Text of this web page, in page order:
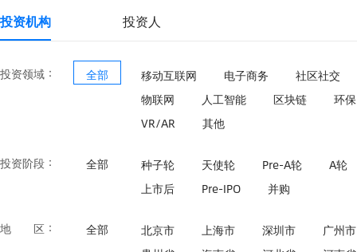
投资机构 投资人
投资领域 ： 全部 移动互联网 电子商务
社区社交
物联网
人工智能 区块链
环保
VR/AR
其他
投资阶段 ： 全部 种子轮 天使轮 Pre-A轮
A轮
上市后
Pre-IPO 并购
地区 ： 全部 北京市 上海市 深圳市
广州市